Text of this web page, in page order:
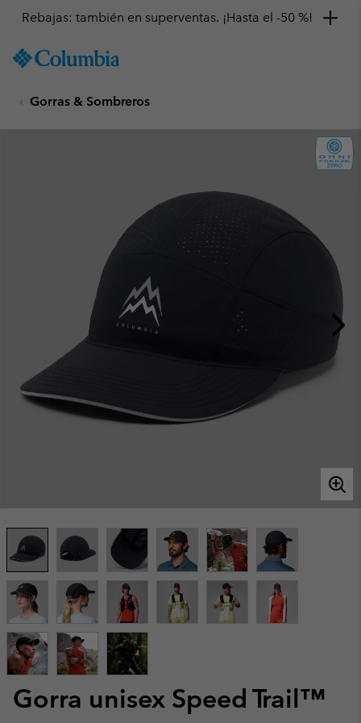
TO
SKIP
Rebajas: también en superventas. ¡Hasta el -50 %!
Gorras & Sombreros
Gorra unisex Speed Trail™